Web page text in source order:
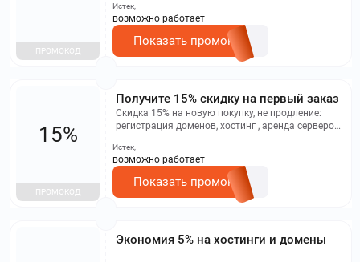
суммируются с другими скидками на услуги,
работает правило максимальной скидки.
ПРОМОКОД
Истек,
возможно работает
Показать промокод
Получите 15% скидку на первый заказ
Скидка 15% на новую покупку, не продление:
регистрация доменов, хостинг , аренда серверов,
другими скидками на услуги, работает правило
максимальной скидки.
15%
ПРОМОКОД
Истек,
возможно работает
Показать промокод
Экономия 5% на хостинги и домены